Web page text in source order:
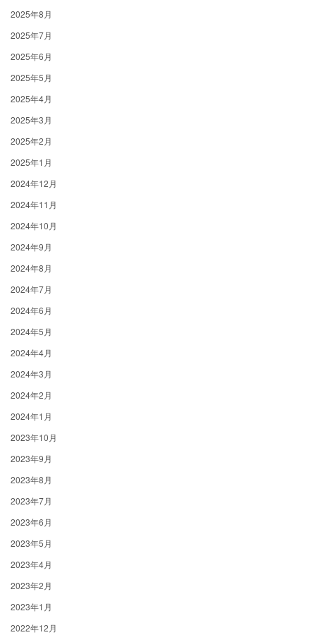
2025年8月
2025年7月
2025年6月
2025年5月
2025年4月
2025年3月
2025年2月
2025年1月
2024年12月
2024年11月
2024年10月
2024年9月
2024年8月
2024年7月
2024年6月
2024年5月
2024年4月
2024年3月
2024年2月
2024年1月
2023年10月
2023年9月
2023年8月
2023年7月
2023年6月
2023年5月
2023年4月
2023年2月
2023年1月
2022年12月